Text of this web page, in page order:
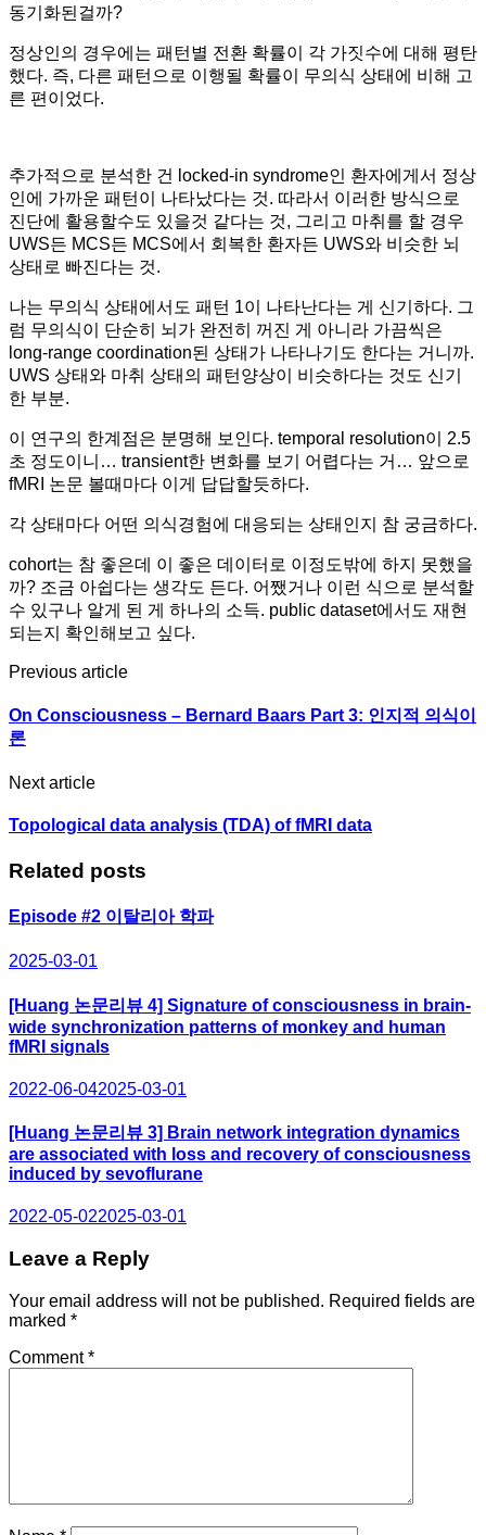
동기화된걸까?
정상인의 경우에는 패턴별 전환 확률이 각 가짓수에 대해 평탄
했다. 즉, 다른 패턴으로 이행될 확률이 무의식 상태에 비해 고
른 편이었다.
추가적으로 분석한 건 locked-in syndrome인 환자에게서 정상
인에 가까운 패턴이 나타났다는 것. 따라서 이러한 방식으로
진단에 활용할수도 있을것 같다는 것, 그리고 마취를 할 경우
UWS든 MCS든 MCS에서 회복한 환자든 UWS와 비슷한 뇌
상태로 빠진다는 것.
나는 무의식 상태에서도 패턴 1이 나타난다는 게 신기하다. 그
럼 무의식이 단순히 뇌가 완전히 꺼진 게 아니라 가끔씩은
long-range coordination된 상태가 나타나기도 한다는 거니까.
UWS 상태와 마취 상태의 패턴양상이 비슷하다는 것도 신기
한 부분.
이 연구의 한계점은 분명해 보인다. temporal resolution이 2.5
초 정도이니… transient한 변화를 보기 어렵다는 거… 앞으로
fMRI 논문 볼때마다 이게 답답할듯하다.
각 상태마다 어떤 의식경험에 대응되는 상태인지 참 궁금하다.
cohort는 참 좋은데 이 좋은 데이터로 이정도밖에 하지 못했을
까? 조금 아쉽다는 생각도 든다. 어쨌거나 이런 식으로 분석할
수 있구나 알게 된 게 하나의 소득. public dataset에서도 재현
되는지 확인해보고 싶다.
Post
navigation
Previous article
On Consciousness – Bernard Baars Part 3: 인지적 의식이
론
Next article
Topological data analysis (TDA) of fMRI data
Related posts
Episode #2 이탈리아 학파
2025-03-01
[Huang 논문리뷰 4] Signature of consciousness in brain-
wide synchronization patterns of monkey and human
fMRI signals
2022-06-042025-03-01
[Huang 논문리뷰 3] Brain network integration dynamics
are associated with loss and recovery of consciousness
induced by sevoflurane
2022-05-022025-03-01
Leave a Reply
Your email address will not be published. Required fields are
marked *
Comment*